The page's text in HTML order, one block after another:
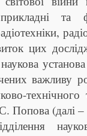
та
цих
важливу
С. Попова